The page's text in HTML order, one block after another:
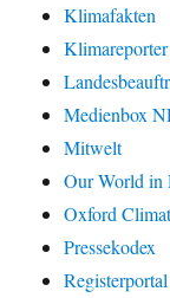
Klimafakten
Klimareporter
Medienbox
Mitwelt
Our World in
Oxford
Pressekodex
Registerportal